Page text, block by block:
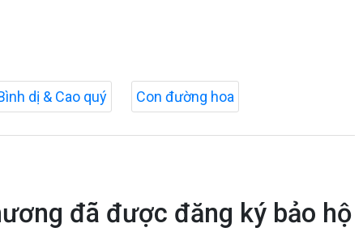
dị & Cao quý Con đường hoa
đã được đăng ký bảo hộ